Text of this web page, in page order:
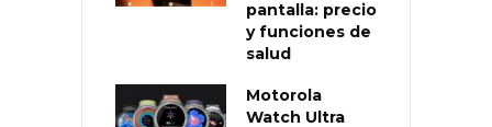
pantalla: precio
y funciones de
salud
Motorola
Watch Ultra